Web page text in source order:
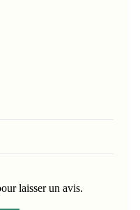
laisser un avis.